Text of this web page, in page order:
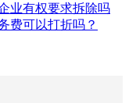
业有权要求拆除吗
费可以打折吗？